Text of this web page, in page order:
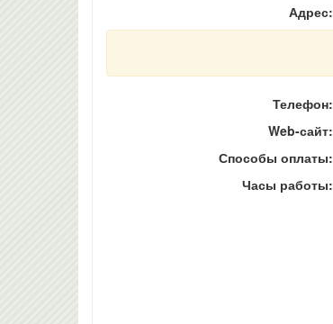
Адрес:
Телефон:
Web-сайт:
Способы оплаты:
Часы работы: